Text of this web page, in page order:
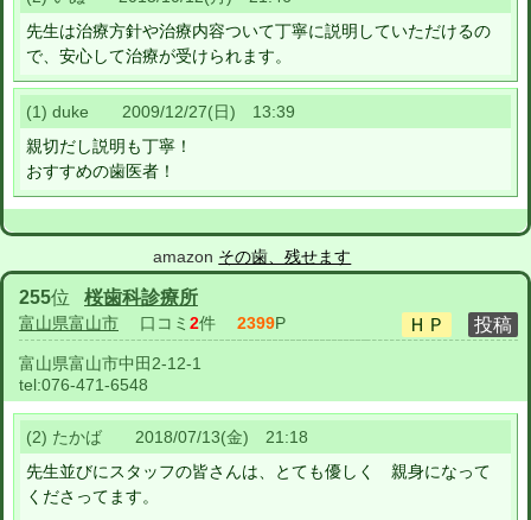
先生は治療方針や治療内容ついて丁寧に説明していただけるの
で、安心して治療が受けられます。
(1) duke 2009/12/27(日) 13:39
親切だし説明も丁寧！
おすすめの歯医者！
amazon その歯、残せます
255位 桜歯科診療所
富山県富山市 口コミ 2件 2399P
富山県富山市中田2-12-1
tel:076-471-6548
(2) たかば 2018/07/13(金) 21:18
先生並びにスタッフの皆さんは、とても優しく 親身になって
くださってます。